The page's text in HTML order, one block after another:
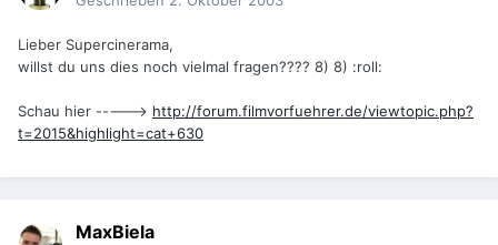
Lieber Supercinerama,
willst du uns dies noch vielmal fragen???? 8) 8) :roll:
Schau hier -----> http://forum.filmvorfuehrer.de/viewtopic.php?
t=2015&highlight=cat+630
MaxBiela